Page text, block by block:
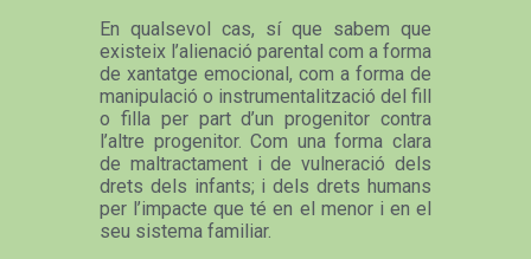
En qualsevol cas, sí que sabem que
existeix l’alienació parental com a forma
de xantatge emocional, com a forma de
manipulació o instrumentalització del fill
o filla per part d’un progenitor contra
l’altre progenitor. Com una forma clara
de maltractament i de vulneració dels
drets dels infants; i dels drets humans
per l’impacte que té en el menor i en el
seu sistema familiar.